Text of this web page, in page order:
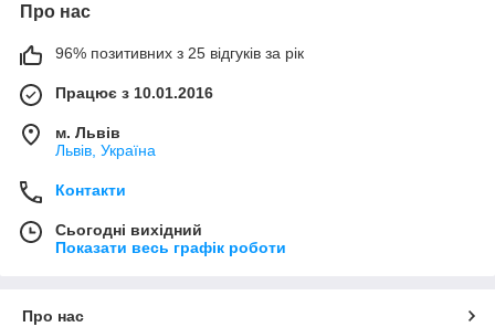
Про нас
96% позитивних з 25 відгуків за рік
Працює з 10.01.2016
м. Львів
Львів, Україна
Контакти
Сьогодні вихідний
Показати весь графік роботи
Про нас